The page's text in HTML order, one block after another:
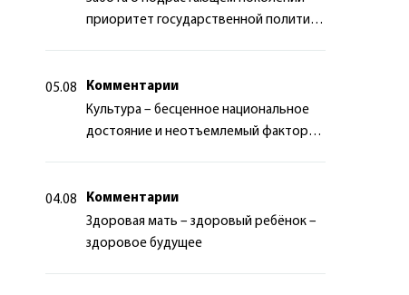
приоритет государственной политики
05.08
Комментарии
Культура – бесценное национальное
достояние и неотъемлемый фактор
04.08
Комментарии
Здоровая мать – здоровый ребёнок –
здоровое будущее